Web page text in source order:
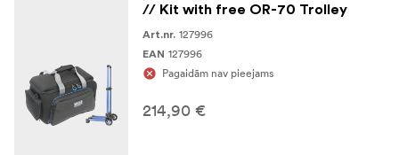
// Kit with free OR-70 Trolley
Art.nr. 127996
EAN 127996
Pagaidām nav pieejams
214,90 €